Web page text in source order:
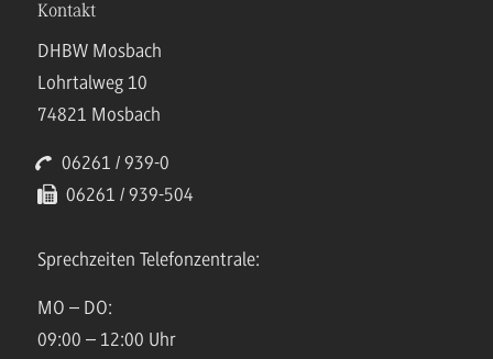
Kontakt
DHBW Mosbach
Lohrtalweg 10
74821 Mosbach
06261 / 939-0
06261 / 939-504
Sprechzeiten Telefonzentrale:
MO – DO:
09:00 – 12:00 Uhr